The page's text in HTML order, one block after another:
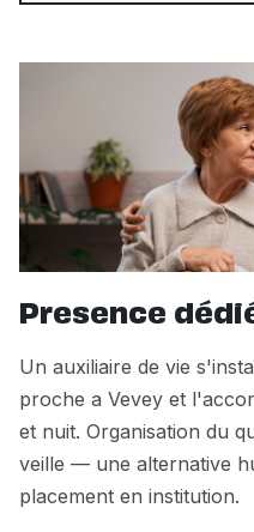
Presence
Un auxiliaire de vie
proche a Vevey et
et nuit. Organisation du
veille — une alternative
placement en institution.